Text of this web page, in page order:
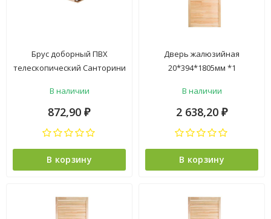
Брус доборный ПВХ
телескопический Санторини
WOOD *5
В наличии
872,90 ₽
В корзину
Дверь жалюзийная
20*394*1805мм *1
В наличии
2 638,20 ₽
В корзину